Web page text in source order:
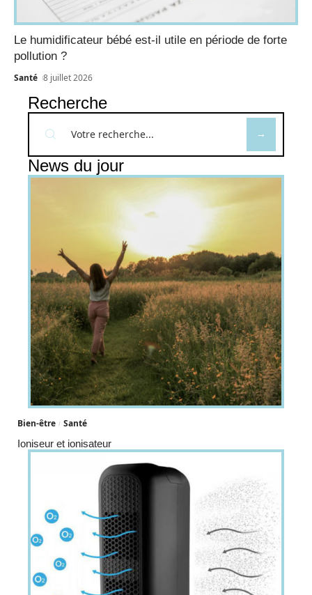
Le humidificateur bébé est-il utile en période de forte
pollution ?
Santé 8 juillet 2026
Recherche
News du jour
Bien-être
Santé
Ioniseur et ionisateur